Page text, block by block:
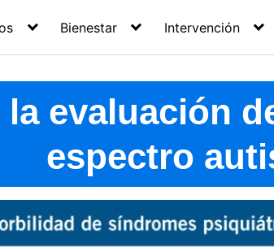
Bienestar Intervención
la evaluación
espectro